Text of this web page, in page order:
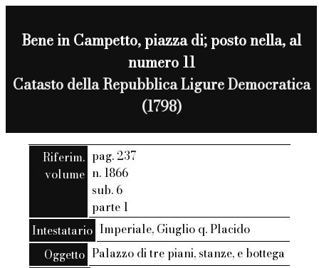
Bene in Campetto, piazza di; posto nella, al
numero 11
Catasto della Repubblica Ligure Democratica
(1798)
Riferim.
volume
pag. 237
n. 1866
sub. 6
parte 1
Intestatario Imperiale, Giuglio q. Placido
Oggetto Palazzo di tre piani, stanze, e bottega